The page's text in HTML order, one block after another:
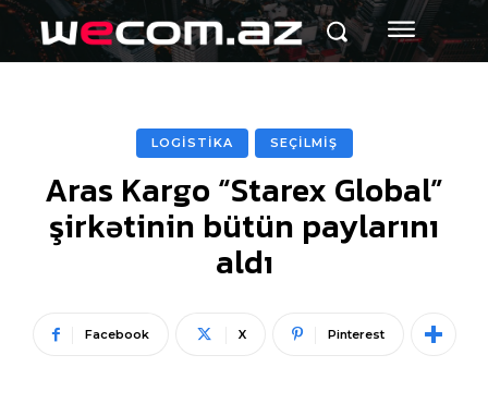
LOGİSTİKA SEÇİLMİŞ
Aras Kargo “Starex Global”
şirkətinin bütün paylarını
aldı
Facebook X Pinterest